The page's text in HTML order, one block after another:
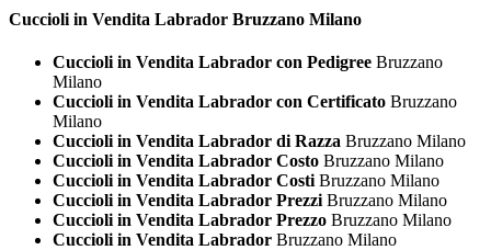
Cuccioli in Vendita Labrador Bruzzano Milano
Cuccioli in Vendita Labrador con Pedigree Bruzzano
Milano
Cuccioli in Vendita Labrador con Certificato Bruzzano
Milano
Cuccioli in Vendita Labrador di Razza Bruzzano Milano
Cuccioli in Vendita Labrador Costo Bruzzano Milano
Cuccioli in Vendita Labrador Costi Bruzzano Milano
Cuccioli in Vendita Labrador Prezzi Bruzzano Milano
Cuccioli in Vendita Labrador Prezzo Bruzzano Milano
Cuccioli in Vendita Labrador Bruzzano Milano